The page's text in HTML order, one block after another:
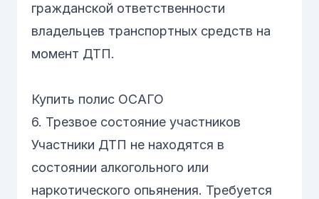
гражданской ответственности
владельцев транспортных средств на
момент ДТП.
Купить полис ОСАГО
6. Трезвое состояние участников
Участники ДТП не находятся в
состоянии алкогольного или
наркотического опьянения. Требуется